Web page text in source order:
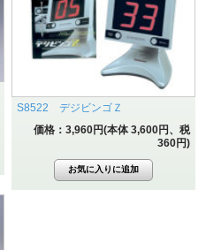
S8522 デジビンゴＺ
価格：3,960円(本体 3,600円、税
360円)